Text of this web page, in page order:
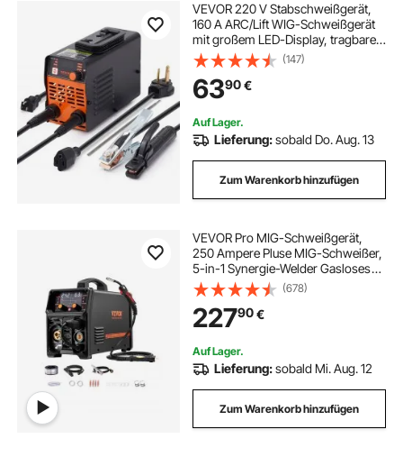
VEVOR 220 V Stabschweißgerät,
160 A ARC/Lift WIG-Schweißgerät
mit großem LED-Display, tragbares
2-in-1-Stabschweißgerät mit Hot
Start Arc Force Anti-Stick VRD,
MMA ARC-Schweißgerät,
Schweißen
(147)
6390€
Auf Lager.
Lieferung:sobald Do. Aug. 13
Zum Warenkorb hinzufügen
VEVOR Pro MIG-Schweißgerät,
250 Ampere Pluse MIG-Schweißer,
5-in-1 Synergie-Welder Gasloses
MIG, Gas-MIG, MMA, Lift-TIG, MIG
Pluse mit IGBT-
Wechselrichtertechnologie und
LCD-Bildschirmanzeige
(678)
22790€
Auf Lager.
Lieferung:sobald Mi. Aug. 12
Zum Warenkorb hinzufügen